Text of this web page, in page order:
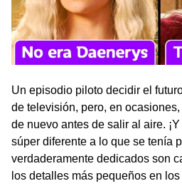
Un episodio piloto decidir el
de televisión, pero, en
de nuevo antes de salir al aire.
súper diferente a lo que se tenía
verdaderamente dedicados son
los detalles más pequeños en